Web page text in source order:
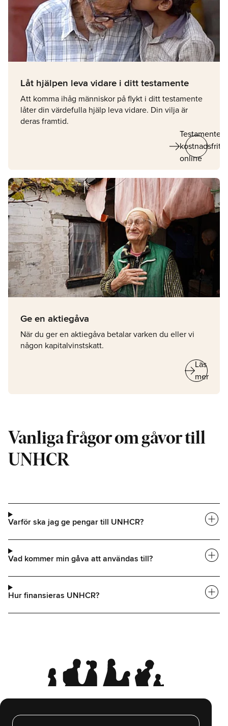
Låt hjälpen leva vidare i ditt testamente
Att komma ihåg människor på flykt i ditt testamente
låter din värdefulla hjälp leva vidare. Din vilja är
deras framtid.
arrow_right_alt
Testamente
kostnadsfritt
online
Ge en aktiegåva
När du ger en aktiegåva betalar varken du eller vi
någon kapitalvinstskatt.
arrow_right_altLäs
mer
Vanliga frågor om gåvor till
UNHCR
Varför ska jag ge pengar till UNHCR? add_circle
Vad kommer min gåva att användas till? add_circle
Hur finansieras UNHCR? add_circle